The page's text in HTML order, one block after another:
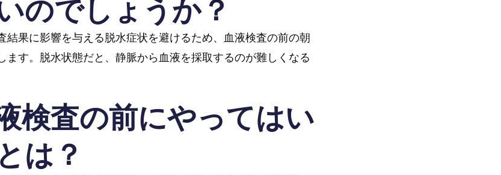
のでしょうか？
結果に影響を与える脱水症状を避けるため、血液検査の前の朝
ます。脱水状態だと、静脈から血液を採取するのが難しくなる
検査の前にやってはい
は？